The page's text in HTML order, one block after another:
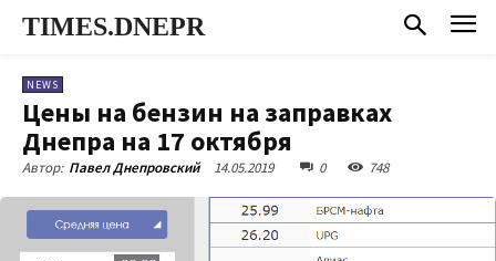
TIMES.DNEPR
NEWS
Цены на бензин на заправках
Днепра на 17 октября
Автор: Павел Днепровский 14.05.2019 0 748